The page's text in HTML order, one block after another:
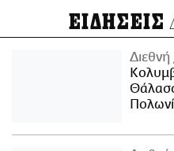
ΕΙΔΗΣΕΙΣ
Διεθνή